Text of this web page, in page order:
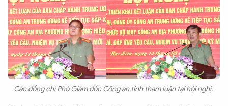
Các đồng chí Phó Giám đốc Công an tỉnh tham luận tại hội nghị.